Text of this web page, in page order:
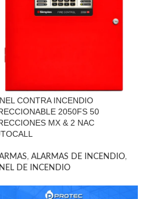
CONTRA INCENDIO
2050FS 50
MX & 2 NAC
, ALARMAS DE INCENDIO,
DE INCENDIO